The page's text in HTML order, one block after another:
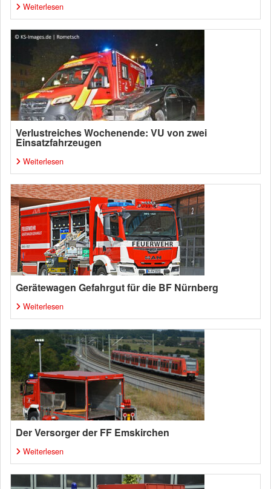
Weiterlesen
Verlustreiches Wochenende: VU von zwei
Einsatzfahrzeugen
Weiterlesen
Gerätewagen Gefahrgut für die BF Nürnberg
Weiterlesen
Der Versorger der FF Emskirchen
Weiterlesen